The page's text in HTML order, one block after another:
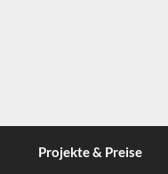
Projekte & Preise